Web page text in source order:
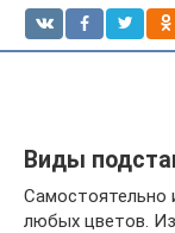
Виды
Самостоятельно
любых цветов.